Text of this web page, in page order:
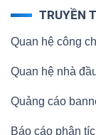
TRUYỀN
Quan hệ công
Quan hệ nhà
Quảng cáo
Báo cáo phân